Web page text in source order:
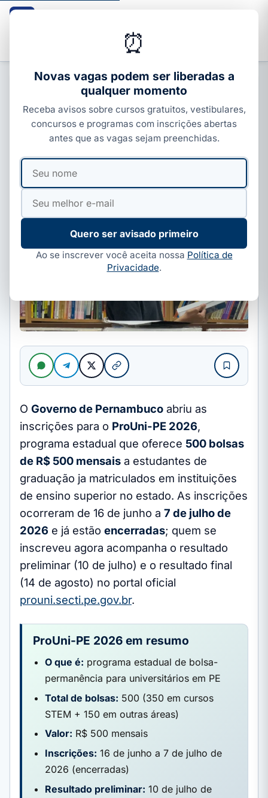
ENEM, SISU E PROUNI
ProUni-PE abre 500 bolsas de R$
500 para universitários em
Pernambuco
PorIvan Alves
O Governo de Pernambuco abriu as
inscrições para o ProUni-PE 2026,
programa estadual que oferece 500 bolsas
de R$ 500 mensais a estudantes de
graduação ja matriculados em instituições
de ensino superior no estado. As inscrições
ocorreram de 16 de junho a 7 de julho de
2026 e já estão encerradas; quem se
inscreveu agora acompanha o resultado
preliminar (10 de julho) e o resultado final
(14 de agosto) no portal oficial
prouni.secti.pe.gov.br.
ProUni-PE 2026 em resumo
O que é: programa estadual de bolsa-
permanência para universitários em PE
Total de bolsas: 500 (350 em cursos
STEM + 150 em outras áreas)
Valor: R$ 500 mensais
Inscrições: 16 de junho a 7 de julho de
2026 (encerradas)
Resultado preliminar: 10 de julho de
⏰
Novas vagas podem ser liberadas a
qualquer momento
Receba avisos sobre cursos gratuitos, vestibulares,
concursos e programas com inscrições abertas
antes que as vagas sejam preenchidas.
Seu
nome
Seu
mail
Quero ser avisado primeiro
Ao se inscrever você aceita nossa Política de
Privacidade.